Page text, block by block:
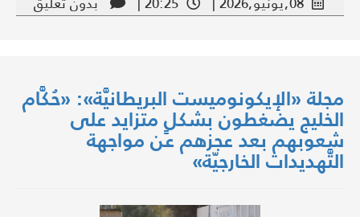
مجلة «الإيكونوميست البريطانيَّة»: «حُكَّام
الخليج يضغطون بشكلٍ متزايد على
شعوبهم بعد عجزهم عن مواجهة
التَّهديدات الخارجيّة»